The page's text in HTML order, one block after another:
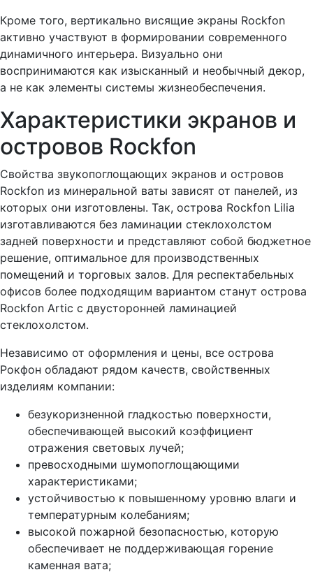
Кроме того, вертикально висящие экраны Rockfon
активно участвуют в формировании современного
динамичного интерьера. Визуально они
воспринимаются как изысканный и необычный декор,
а не как элементы системы жизнеобеспечения.
Характеристики экранов и
островов Rockfon
Свойства звукопоглощающих экранов и островов
Rockfon из минеральной ваты зависят от панелей, из
которых они изготовлены. Так, острова Rockfon Lilia
изготавливаются без ламинации стеклохолстом
задней поверхности и представляют собой бюджетное
решение, оптимальное для производственных
помещений и торговых залов. Для респектабельных
офисов более подходящим вариантом станут острова
Rockfon Artic с двусторонней ламинацией
стеклохолстом.
Независимо от оформления и цены, все острова
Рокфон обладают рядом качеств, свойственных
изделиям компании:
безукоризненной гладкостью поверхности,
обеспечивающей высокий коэффициент
отражения световых лучей;
превосходными шумопоглощающими
характеристиками;
устойчивостью к повышенному уровню влаги и
температурным колебаниям;
высокой пожарной безопасностью, которую
обеспечивает не поддерживающая горение
каменная вата;